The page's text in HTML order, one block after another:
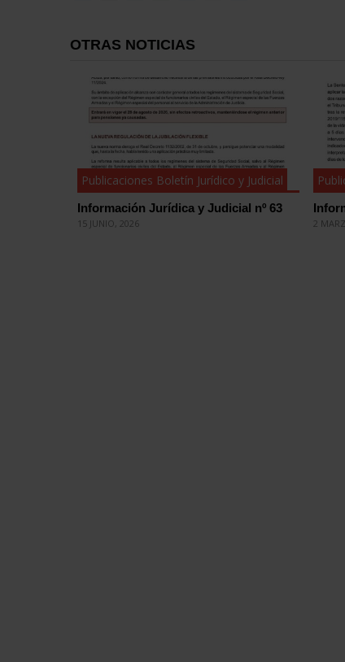
OTRAS NOTICIAS
Publicaciones Boletín Jurídico y Judicial
Información Jurídica y Judicial nº 63
15 JUNIO, 2026 2